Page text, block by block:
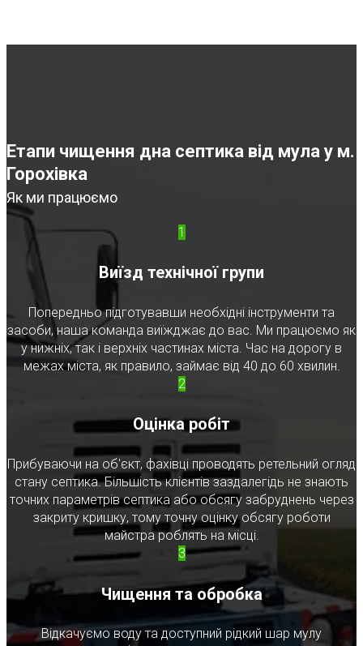
Етапи чищення дна септика від мула у м.
Горохівка
Як ми працюємо
1
Виїзд технічної групи
Попередньо підготувавши необхідні інструменти та
засоби, наша команда виїжджає до вас. Ми працюємо як
у нижніх, так і верхніх частинах міста. Час на дорогу в
межах міста, як правило, займає від 40 до 60 хвилин.
2
Оцінка робіт
Прибуваючи на об'єкт, фахівці проводять ретельний огляд
стану септика. Більшість клієнтів заздалегідь не знають
точних параметрів септика або обсягу забруднень через
закриту кришку, тому точну оцінку обсягу роботи
майстра роблять на місці.
3
Чищення та обробка
Відкачуємо воду та доступний рідкий шар мулу